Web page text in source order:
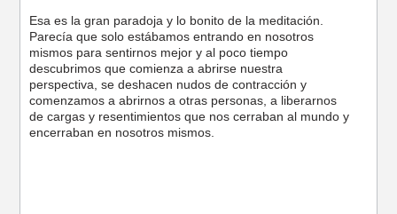
Esa es la gran paradoja y lo bonito de la meditación.
Parecía que solo estábamos entrando en nosotros
mismos para sentirnos mejor y al poco tiempo
descubrimos que comienza a abrirse nuestra
perspectiva, se deshacen nudos de contracción y
comenzamos a abrirnos a otras personas, a liberarnos
de cargas y resentimientos que nos cerraban al mundo y
encerraban en nosotros mismos.